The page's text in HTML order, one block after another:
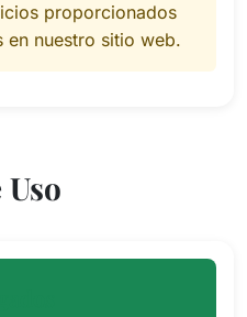
proporcionados
nuestro sitio web.